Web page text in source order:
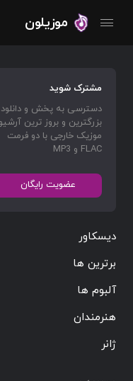
موزیلون
مشترک شوید
دسترسی به پخش و دانلود
بزرگترین و بروز ترین آرشیو
موزیک خارجی با دو فرمت
FLAC و MP3
عضویت رایگان
دیسکاور
برترین ها
آلبوم ها
هنرمندان
ژانر